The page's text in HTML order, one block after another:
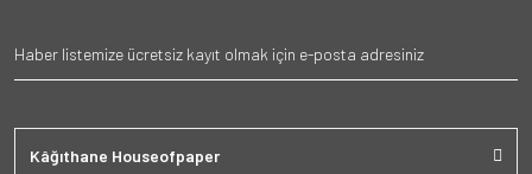
Kâğıthane Houseofpaper